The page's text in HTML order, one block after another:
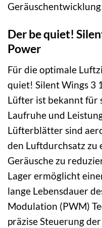
Der be quiet!
Power
Für die optimale
quiet! Silent Wings 3
Lüfter ist bekannt für
Laufruhe und
Lüfterblätter sind
den Luftdurchsatz zu
Geräusche zu
Lager ermöglicht
lange Lebensdauer
Modulation (PWM)
präzise Steuerung